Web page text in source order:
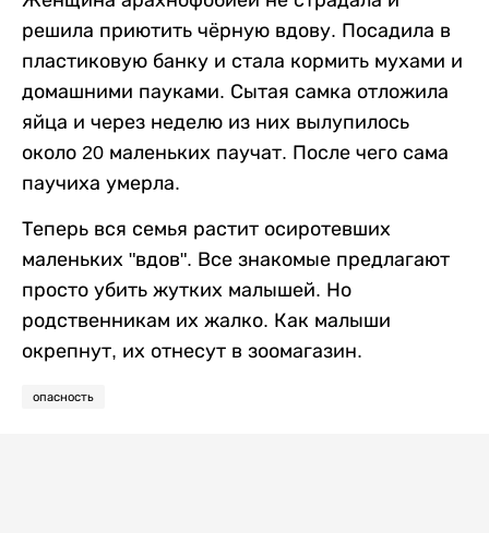
решила приютить чёрную вдову. Посадила в
пластиковую банку и стала кормить мухами и
домашними пауками. Сытая самка отложила
яйца и через неделю из них вылупилось
около 20 маленьких паучат. После чего сама
паучиха умерла.
Теперь вся семья растит осиротевших
маленьких "вдов". Все знакомые предлагают
просто убить жутких малышей. Но
родственникам их жалко. Как малыши
окрепнут, их отнесут в зоомагазин.
опасность